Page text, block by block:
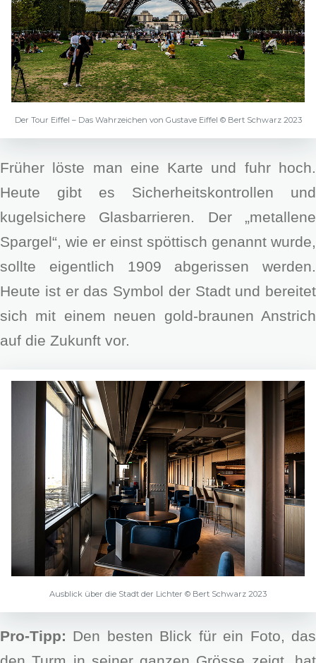
Der Tour Eiffel – Das Wahrzeichen von Gustave Eiffel © Bert Schwarz 2023
Früher löste man eine Karte und fuhr hoch.
Heute gibt es Sicherheitskontrollen und
kugelsichere Glasbarrieren. Der „metallene
Spargel“, wie er einst spöttisch genannt wurde,
sollte eigentlich 1909 abgerissen werden.
Heute ist er das Symbol der Stadt und bereitet
sich mit einem neuen gold-braunen Anstrich
auf die Zukunft vor.
Ausblick über die Stadt der Lichter © Bert Schwarz 2023
Pro-Tipp: Den besten Blick für ein Foto, das